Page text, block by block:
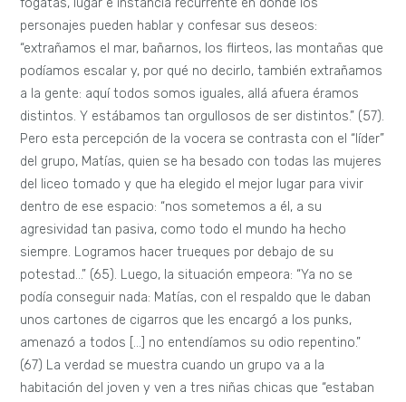
fogatas, lugar e instancia recurrente en donde los
personajes pueden hablar y confesar sus deseos:
“extrañamos el mar, bañarnos, los flirteos, las montañas que
podíamos escalar y, por qué no decirlo, también extrañamos
a la gente: aquí todos somos iguales, allá afuera éramos
distintos. Y estábamos tan orgullosos de ser distintos.” (57).
Pero esta percepción de la vocera se contrasta con el “líder”
del grupo, Matías, quien se ha besado con todas las mujeres
del liceo tomado y que ha elegido el mejor lugar para vivir
dentro de ese espacio: “nos sometemos a él, a su
agresividad tan pasiva, como todo el mundo ha hecho
siempre. Logramos hacer trueques por debajo de su
potestad…” (65). Luego, la situación empeora: “Ya no se
podía conseguir nada: Matías, con el respaldo que le daban
unos cartones de cigarros que les encargó a los punks,
amenazó a todos […] no entendíamos su odio repentino.”
(67) La verdad se muestra cuando un grupo va a la
habitación del joven y ven a tres niñas chicas que “estaban